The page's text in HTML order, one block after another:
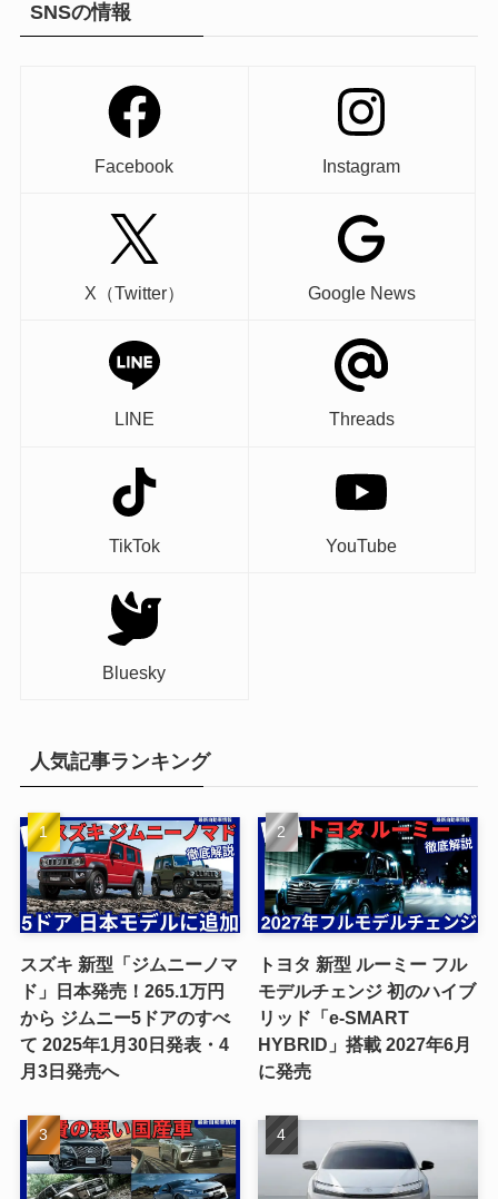
SNSの情報
Facebook Instagram
X（Twitter） Google News
LINE Threads
TikTok YouTube
Bluesky
人気記事ランキング
スズキ 新型「ジムニーノマ
ド」日本発売！265.1万円
から ジムニー5ドアのすべ
て 2025年1月30日発表・4
月3日発売へ
トヨタ 新型 ルーミー フル
モデルチェンジ 初のハイブ
リッド「e-SMART
HYBRID」搭載 2027年6月
に発売